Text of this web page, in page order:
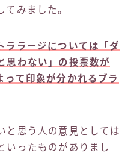
てみました。
ララージについては「ダ
思わない」の投票数が
って印象が分かれるブラ
と思う人の意見としては
いったものがありまし